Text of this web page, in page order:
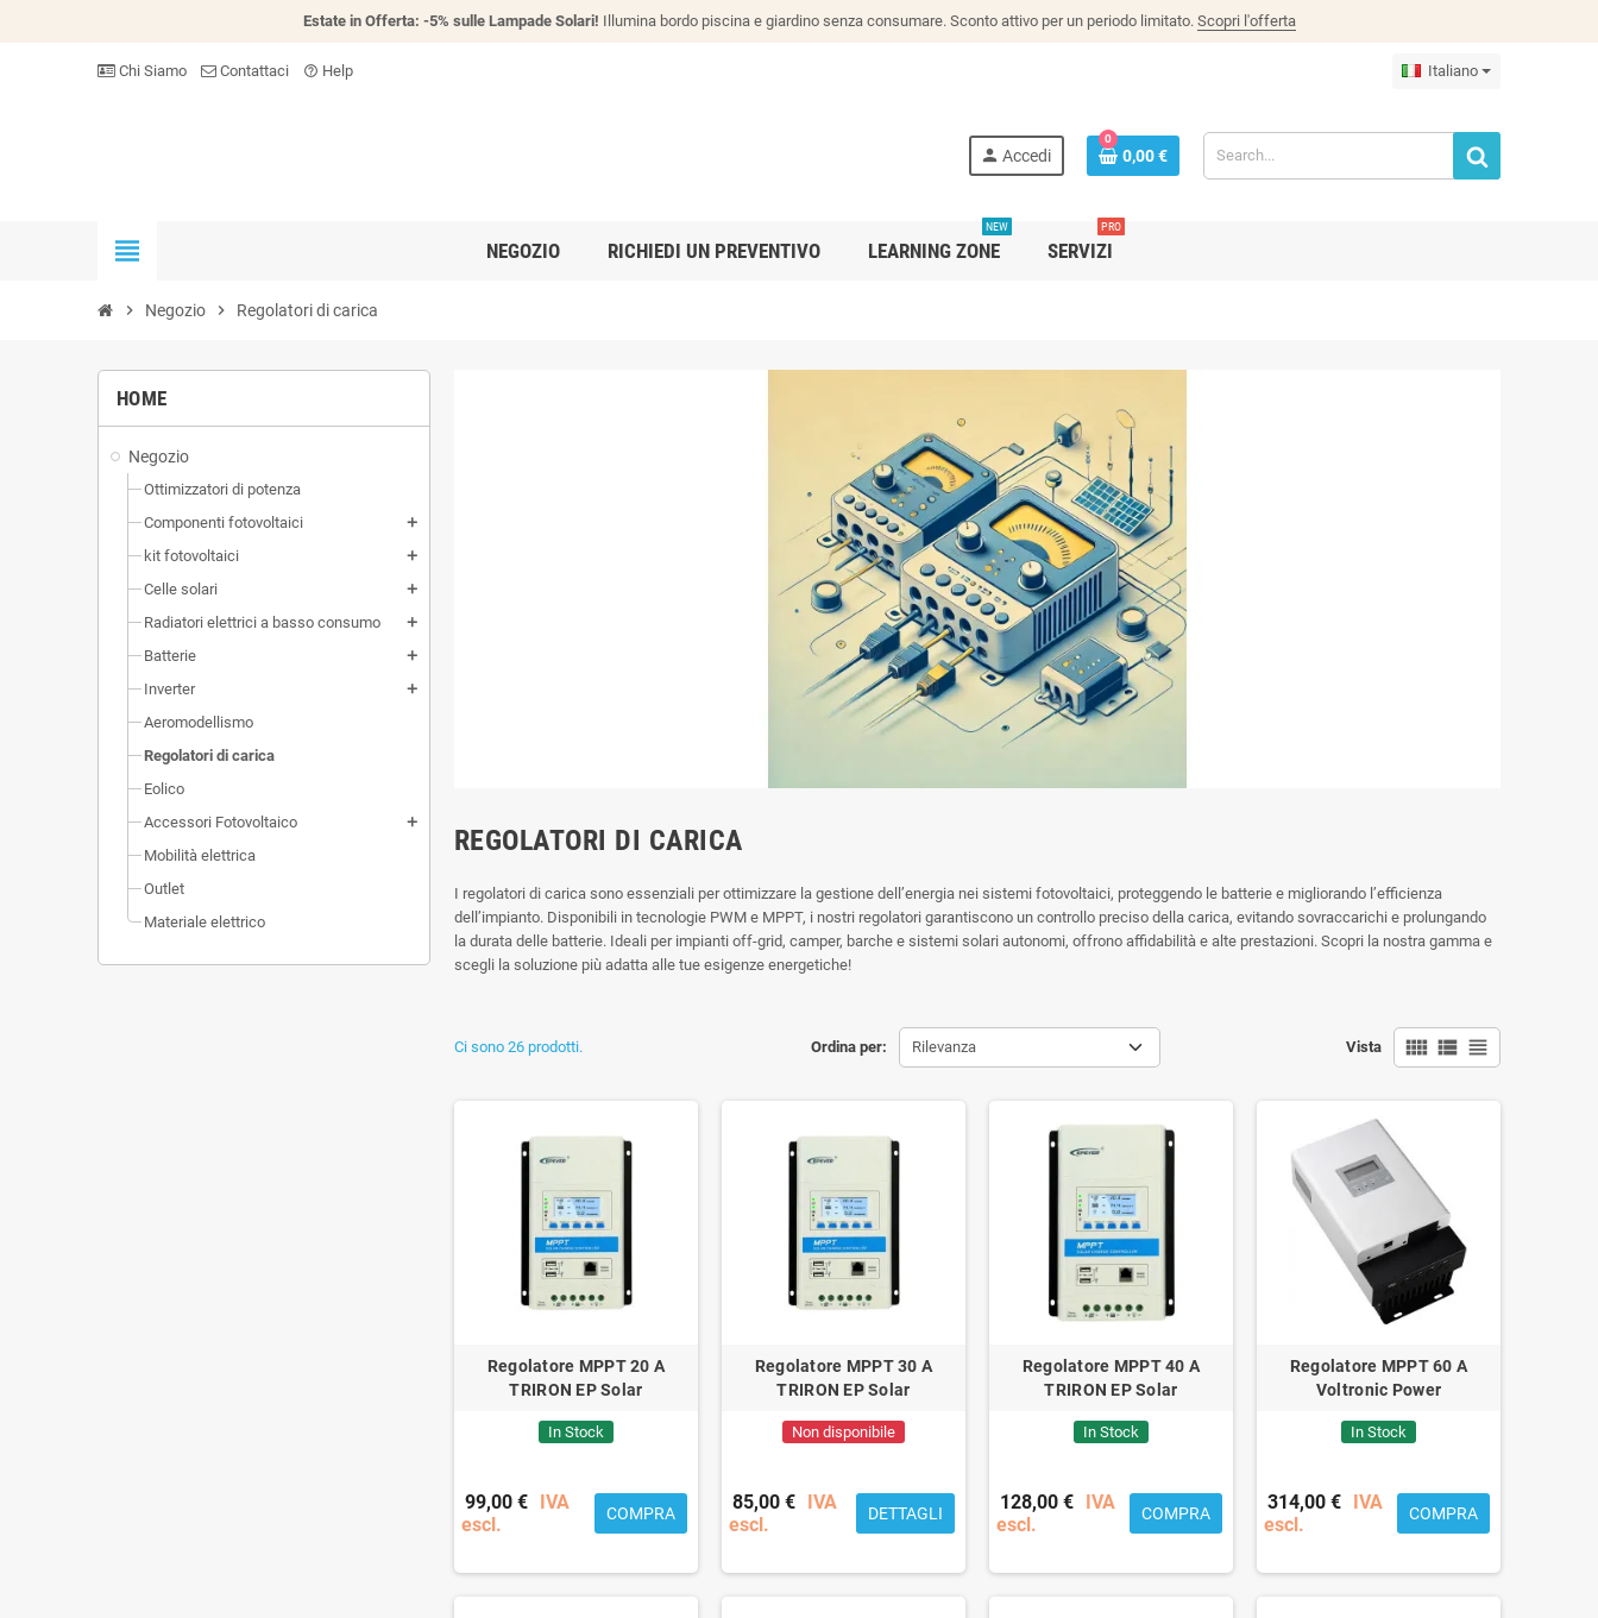
Estate in Offerta: -5% sulle Lampade Solari! Illumina bordo piscina e giardino senza consumare. Sconto attivo per un periodo limitato. Scopri l'offerta
Chi Siamo Contattaci help_outline Help Italiano
person Accedi
0
0,00 €
view_headline NEGOZIO RICHIEDI UN PREVENTIVO LEARNING ZONE
NEW
SERVIZI
PRO
chevron_right Negozio chevron_right Regolatori di carica
HOME
Negozio
Ottimizzatori di potenza
Componenti fotovoltaici
add
kit fotovoltaici add
Celle solari add
Radiatori elettrici a basso consumo add
Batterie add
Inverter add
Aeromodellismo
Regolatori di carica
Eolico
Accessori Fotovoltaico
add
Mobilità elettrica
Outlet
Materiale elettrico
REGOLATORI DI CARICA
I regolatori di carica sono essenziali per ottimizzare la gestione dell’energia nei sistemi fotovoltaici, proteggendo le batterie e migliorando l’efficienza
dell’impianto. Disponibili in tecnologie PWM e MPPT, i nostri regolatori garantiscono un controllo preciso della carica, evitando sovraccarichi e prolungando
la durata delle batterie. Ideali per impianti off-grid, camper, barche e sistemi solari autonomi, offrono affidabilità e alte prestazioni. Scopri la nostra gamma e
scegli la soluzione più adatta alle tue esigenze energetiche!
Ordina per: Rilevanza Vista view_comfy view_list view_headline
Ci sono 26 prodotti.
Regolatore MPPT 20 A
TRIRON EP Solar
In Stock
99,00 €
IVA
escl.
COMPRA
Regolatore MPPT 30 A
TRIRON EP Solar
Non disponibile
85,00 €
IVA
escl.
DETTAGLI
Regolatore MPPT 40 A
TRIRON EP Solar
In Stock
128,00 €
IVA
escl.
COMPRA
Regolatore MPPT 60 A
Voltronic Power
In Stock
314,00 €
IVA
escl.
COMPRA